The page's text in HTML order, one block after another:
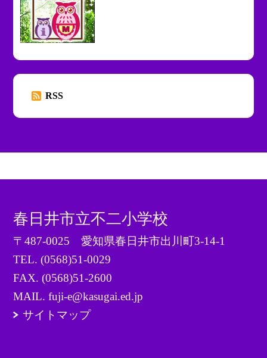
RSS
春日井市立不二小学校
〒487-0025 愛知県春日井市出川町3-14-1
TEL.(0568)51-0029
FAX. (0568)51-2600
MAIL. fuji-e@kasugai.ed.jp
サイトマップ